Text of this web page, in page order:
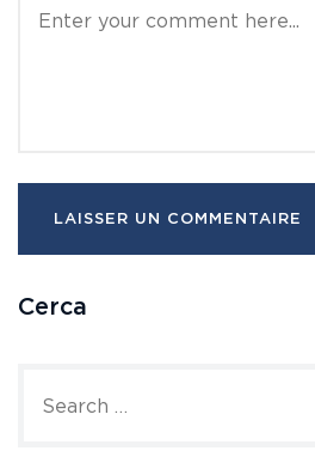
Cerca